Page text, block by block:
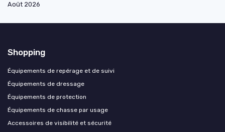
Août 2026
Shopping
Équipements de repérage et de suivi
Équipements de dressage
Équipements de protection
Équipements de chasse par usage
Accessoires de visibilité et sécurité